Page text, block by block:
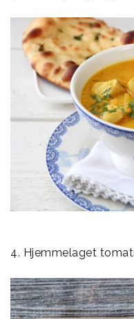
4. Hjemmelaget